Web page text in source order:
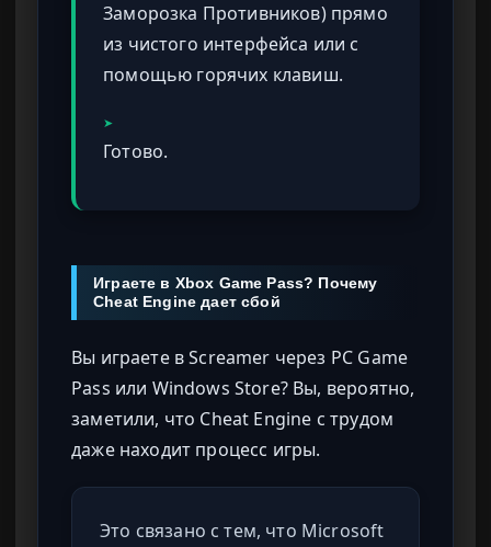
Заморозка Противников) прямо
из чистого интерфейса или с
помощью горячих клавиш.
➤
Готово.
Играете в Xbox Game Pass? Почему
Cheat Engine дает сбой
Вы играете в Screamer через PC Game
Pass или Windows Store? Вы, вероятно,
заметили, что Cheat Engine с трудом
даже находит процесс игры.
Это связано с тем, что Microsoft